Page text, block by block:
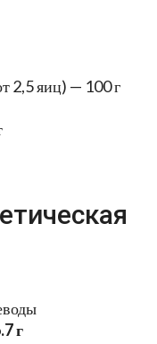
2,5 яиц) — 100 г
г